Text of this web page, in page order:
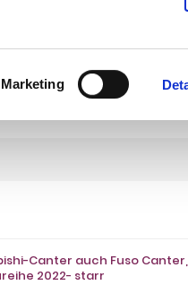
Marketing
LKW Mitsubishi Canter auch
Typ 7C18,
Canter auch Fuso
2022- starr